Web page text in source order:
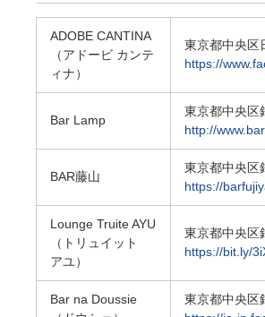
ADOBE CANTINA
（アドービ カンテ
ィナ）
東京都中央区
https://
Bar Lamp
東京都中央区
http://
BAR藤山
東京都中央区
https://
Lounge Truite AYU
（トリュイット
アユ）
東京都中央
https://bit.ly/
Bar na Doussie
東京都中央区